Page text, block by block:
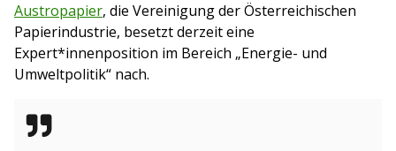
Austropapier, die Vereinigung der Österreichischen
Papierindustrie, besetzt derzeit eine
Expert*innenposition im Bereich „Energie- und
Umweltpolitik“ nach.